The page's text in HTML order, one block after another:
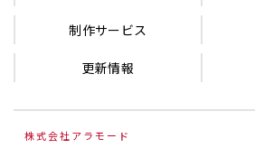
制作サービス
更新情報
株式会社アラモード